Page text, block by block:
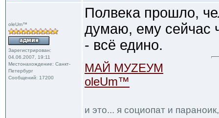
oleUm™
Зарегистрирован:
04.06.2007, 19:11
Местонахождение: Санкт-
Петербург
Сообщений: 17200
Полвека прошло,
думаю, ему
- всё едино.
МАЙ МУZЕУМ
oleUm™
и это... я социопат и